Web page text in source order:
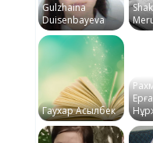
Gulzhaina
Duisenbayeva
Гаухар Асылбек